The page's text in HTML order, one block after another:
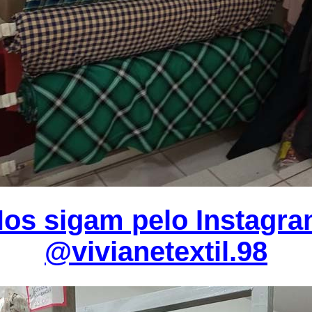
sigam pelo
@vivianetextil.98